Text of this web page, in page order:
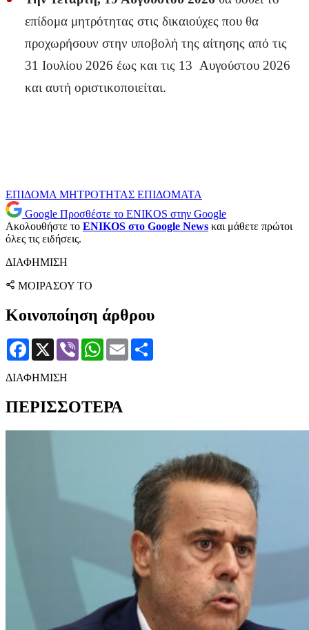
επίδομα μητρότητας στις δικαιούχες που θα
προχωρήσουν στην υποβολή της αίτησης από τις
31 Ιουλίου 2026 έως και τις 13 Αυγούστου 2026
και αυτή οριστικοποιείται.
ΕΠΙΔΟΜΑ ΜΗΤΡΟΤΗΤΑΣ ΕΠΙΔΟΜΑΤΑ
Google Προσθέστε το ENIKOS στην Google
Ακολουθήστε το ENIKOS στο Google News και μάθετε πρώτοι
όλες τις ειδήσεις.
ΔΙΑΦΗΜΙΣΗ
ΜΟΙΡΑΣΟΥ ΤΟ
Κοινοποίηση άρθρου
Facebook
X Viber WhatsApp
Email
ΔΙΑΦΗΜΙΣΗ
ΠΕΡΙΣΣΟΤΕΡΑ